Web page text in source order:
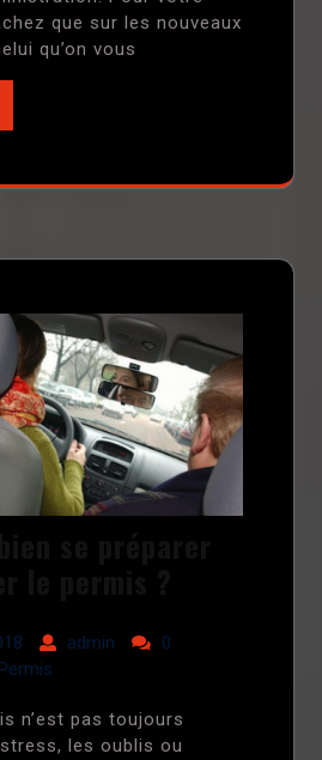
que sur les nouveaux
qu’on vous
admin
0
Permis
n’est pas toujours
les oublis ou